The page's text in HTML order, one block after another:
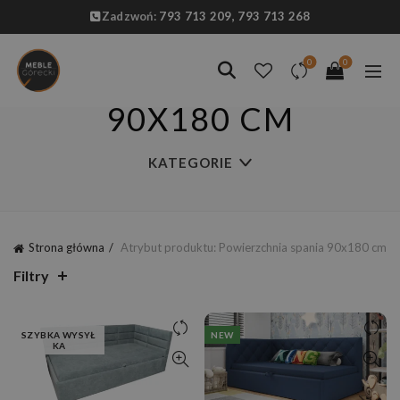
Zadzwoń: 793 713 209, 793 713 268
0 0
90X180 CM
KATEGORIE
Strona główna Atrybut produktu: Powierzchnia spania 90x180 cm
Filtry
SZYBKA WYSYŁ
KA
NEW